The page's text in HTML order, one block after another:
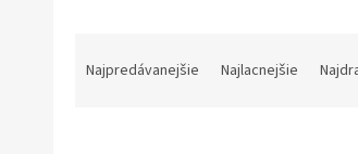
Najpredávanejšie Najlacnejšie